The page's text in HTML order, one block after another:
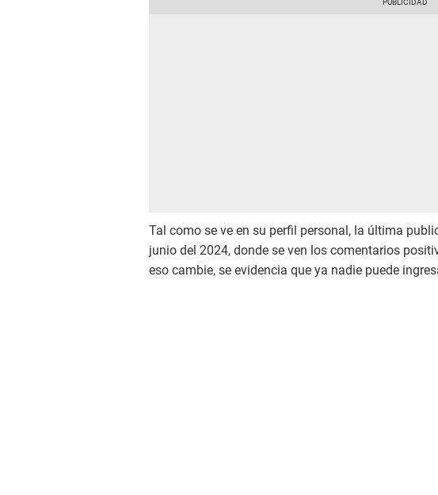
Tal como se ve en su perfil personal, la última
junio del 2024, donde se ven los comentarios
eso cambie, se evidencia que ya nadie puede